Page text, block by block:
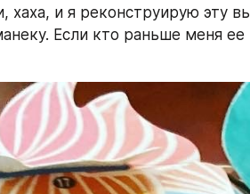
хаха, и я реконструирую эту
Если кто раньше меня ее